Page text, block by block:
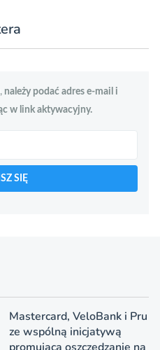
należy podać adres e-mail i
w link aktywacyjny.
SIĘ
Mastercard, VeloBank i Pru
ze wspólną inicjatywą